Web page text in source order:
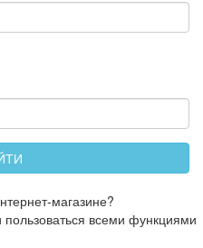
магазине?
всеми функциями